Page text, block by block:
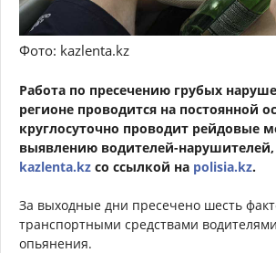
Фото: kazlenta.kz
Работа по пресечению грубых
регионе проводится на постоянной
круглосуточно проводит рейдовые
выявлению водителей-нарушителей,
kazlenta.kz со ссылкой на polisia.kz.
За выходные дни пресечено шесть
транспортными средствами
опьянения.